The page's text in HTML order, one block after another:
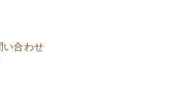
い合わせ